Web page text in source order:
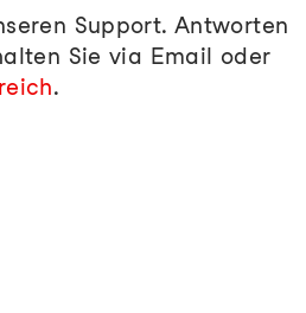
Support. Antworten
Sie via Email oder
.